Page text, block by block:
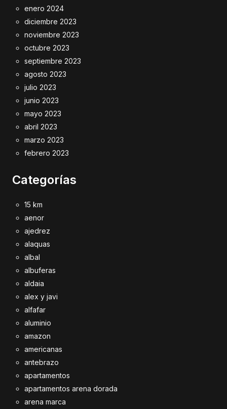
enero 2024
diciembre 2023
noviembre 2023
octubre 2023
septiembre 2023
agosto 2023
julio 2023
junio 2023
mayo 2023
abril 2023
marzo 2023
febrero 2023
Categorías
15 km
aenor
ajedrez
alaquas
albal
albuferas
aldaia
alex y javi
alfafar
aluminio
amazon
americanas
antebrazo
apartamentos
apartamentos arena dorada
arena marca